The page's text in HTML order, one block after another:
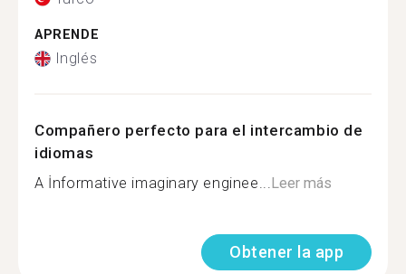
APRENDE
Inglés
Compañero perfecto para el intercambio de
idiomas
A İnformative imaginary enginee...Leer más
Obtener la app